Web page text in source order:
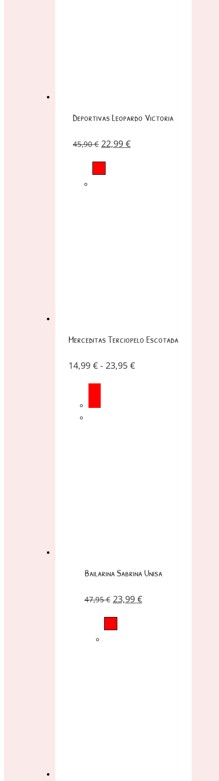
Deportivas Leopardo Victoria
45,90€ 22,99 €
Merceditas Terciopelo Escotada
14,99 € - 23,95 €
Bailarina Sabrina Unisa
47,95€ 23,99 €